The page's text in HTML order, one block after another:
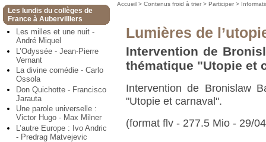
Les lundis du collèges de
France à Aubervilliers
Les milles et une nuit -
André Miquel
L’Odyssée - Jean-Pierre
Vernant
La divine comédie - Carlo
Ossola
Don Quichotte - Francisco
Jarauta
Une parole universelle :
Victor Hugo - Max Milner
L’autre Europe : Ivo Andric
- Predrag Matvejevic
Accueil >Contenus froid à trier >Participer >
Lumières de
Intervention de
thématique "Utopie et
Intervention de Bronislaw
"Utopie et carnaval".
(format flv - 277.5 Mio - 29/